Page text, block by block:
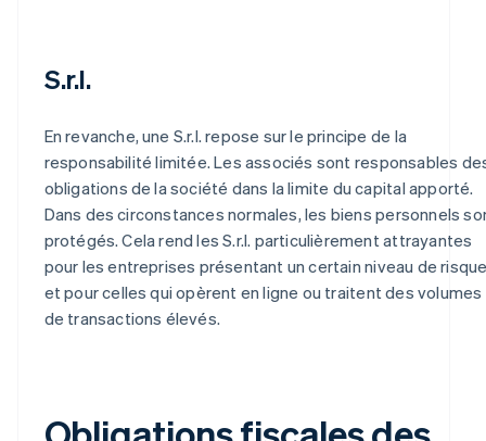
S.r.l.
En revanche, une S.r.l. repose sur le principe de la
responsabilité limitée. Les associés sont responsables
obligations de la société dans la limite du capital apporté.
Dans des circonstances normales, les biens personnels
protégés. Cela rend les S.r.l. particulièrement attrayantes
pour les entreprises présentant un certain niveau de
et pour celles qui opèrent en ligne ou traitent des volumes
de transactions élevés.